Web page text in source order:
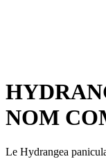
NOM
Le Hydrangea